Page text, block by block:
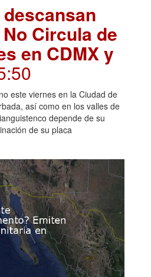
Circula de
en CDMX y
este viernes en la Ciudad de
así como en los valles de
depende de su
de su placa